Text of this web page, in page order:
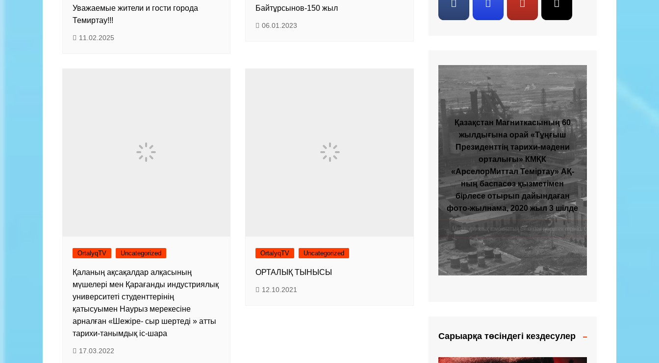
және экспозициялық-
көрмені қамтамасыз ету
бөлімі
Уақыт ағымында
Қазақстан жолы
Уважаемые жители и гости города
Темиртау!!!
11.02.2025
Байтұрсынов-150 жыл
06.01.2023
OrtalyqTV Uncategorized
Қаланың ақсақалдар алқасының
мүшелері мен Қарағанды индустриялық
университеті студенттерінің
қатысуымен Наурыз мерекесіне
арналған «Шежіре- сыр шертеді » атты
тарихи-танымдық іс-шара
17.03.2022
OrtalyqTV Uncategorized
ОРТАЛЫҚ ТЫНЫСЫ
12.10.2021
Қазақстан Магниткасының 60
жылдығына орай «Тұңғыш
Президенттің тарихи-мәдени
орталығы» КМҚК
«АрселорМиттал Теміртау» АҚ-
ның баспасөз қызметімен
бірлесе отырып дайындаған
фото-жылнама, 2020 жыл 3 шілде
Сарыарқа төсіндегі кездесулер